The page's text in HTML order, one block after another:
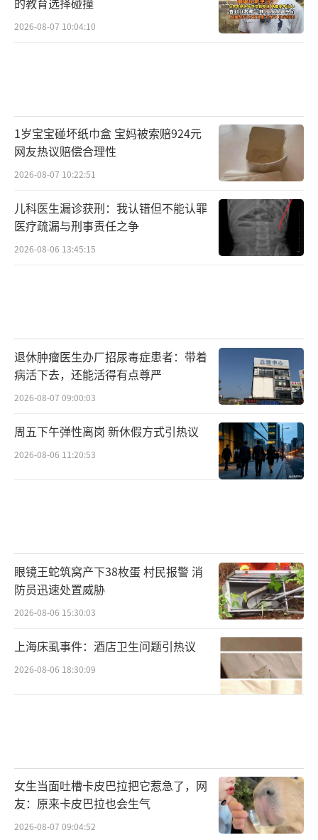
好者组成，年轻时就在海河里游泳，后来水性
天津是个包容的城市，欢迎八方来客，但
没想到这一“火”，全国各地的朋友们汇聚到
此。跳水的人太多，有些朋友没有经过准备和
难度。我们真的不想看到有人受伤，我们中不
少人也自发变成了维护秩序、维护大家生命安
故，不得不把夜景灯光的电掐了；在日常的巡
查检查中发现平台下支撑角钢锈蚀严重，存在
安全隐患，不具备跳水的条件了。
因此，我们决定退出狮子林桥跳水，并诚
挚向大家发出倡议：
1.咱们大家不在狮子林桥跳水了，腾出地
好地观赏。
2.咱们大家共同到对公众开放的专业室内
场馆去跳水，天气越来越冷，天儿亮得晚、黑
3.咱们大家没有专业训练过的、不会游泳
的、身体不好的、未成年的小朋友、岁数太大
4.天津好吃的好玩的地方多着呢，狮子林
桥附近就有不少，您有兴趣我们也可以给您当
向导。
2026-08-07 10:04:10
1岁宝宝碰坏纸巾盒 宝妈被索赔924元
网友热议赔偿合理性
2026-08-07 10:22:51
儿科医生漏诊获刑：我认错但不能认罪
医疗疏漏与刑事责任之争
2026-08-06 13:45:15
退休肿瘤医生办厂招尿毒症患者：带着
病活下去，还能活得有点尊严
2026-08-07 09:00:03
周五下午弹性离岗 新休假方式引热议
2026-08-06 11:20:53
眼镜王蛇筑窝产下38枚蛋 村民报警 消
防员迅速处置威胁
2026-08-06 15:30:03
上海床虱事件：酒店卫生问题引热议
2026-08-06 18:30:09
女生当面吐槽卡皮巴拉把它惹急了，网
友：原来卡皮巴拉也会生气
2026-08-07 09:04:52